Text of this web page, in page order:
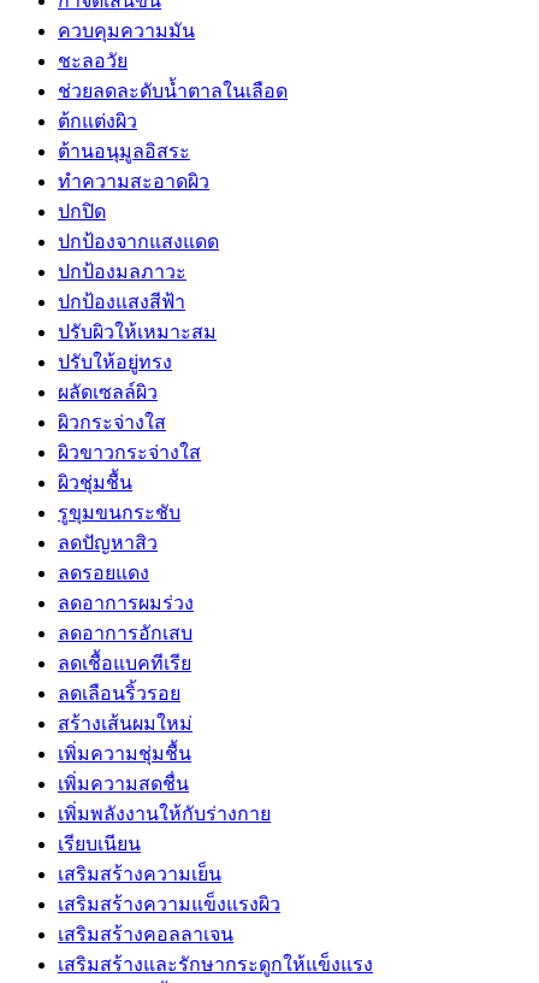
ควบคุมความมัน
ชะลอวัย
ช่วยลดละดับน้ำตาลในเลือด
ต้กแต่งผิว
ต้านอนุมูลอิสระ
ทำความสะอาดผิว
ปกปิด
ปกป้องจากแสงแดด
ปกป้องมลภาวะ
ปกป้องแสงสีฟ้า
ปรับผิวให้เหมาะสม
ปรับให้อยู่ทรง
ผลัดเซลล์ผิว
ผิวกระจ่างใส
ผิวขาวกระจ่างใส
ผิวชุ่มชื้น
รูขุมขนกระชับ
ลดปัญหาสิว
ลดรอยแดง
ลดอาการผมร่วง
ลดอาการอักเสบ
ลดเชื้อแบคทีเรีย
ลดเลือนริ้วรอย
สร้างเส้นผมใหม่
เพิ่มความชุ่มชื้น
เพิ่มความสดชื่น
เพิ่มพลังงานให้กับร่างกาย
เรียบเนียน
เสริมสร้างความเย็น
เสริมสร้างความแข็งแรงผิว
เสริมสร้างคอลลาเจน
เสริมสร้างและรักษากระดูกให้แข็งแรง